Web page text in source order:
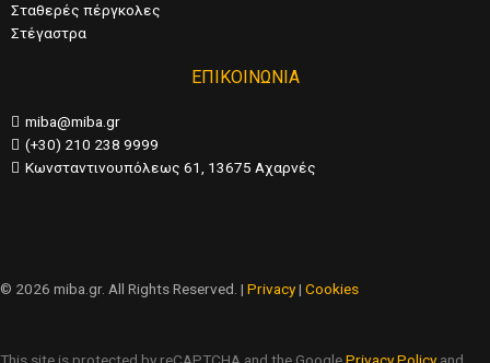
Σταθερές πέργκολες
Στέγαστρα
ΕΠΙΚΟΙΝΩΝΙΑ
miba@miba.gr
(+30) 210 238 9999
Κωνσταντινουπόλεως 61, 13675 Αχαρνές
© 2026 miba.gr. All Rights Reserved. | Privacy| Cookies